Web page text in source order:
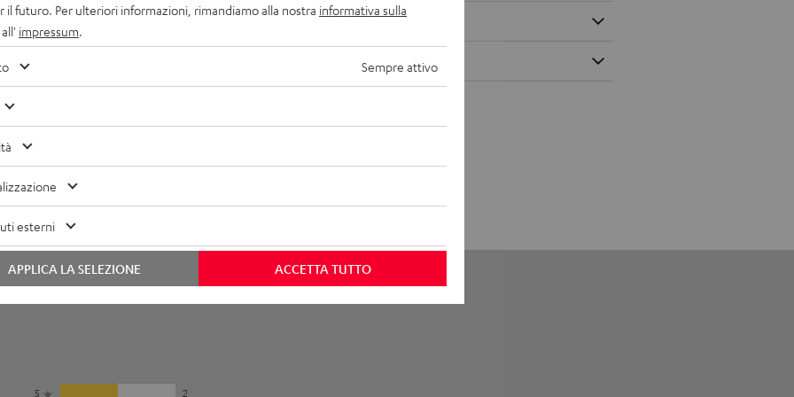
5
2
il futuro. Per ulteriori informazioni, rimandiamo alla nostra informativa sulla
impressum
Sempre attivo
esterni
ACCETTA TUTTO
APPLICA LA SELEZIONE